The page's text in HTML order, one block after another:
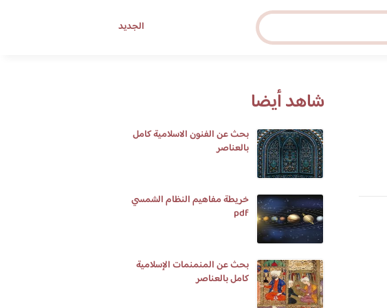
الجديد
شاهد أيضا
بحث عن الفنون الاسلامية كامل
بالعناصر
خريطة مفاهيم النظام الشمسي
pdf
بحث عن المنمنمات الإسلامية
كامل بالعناصر